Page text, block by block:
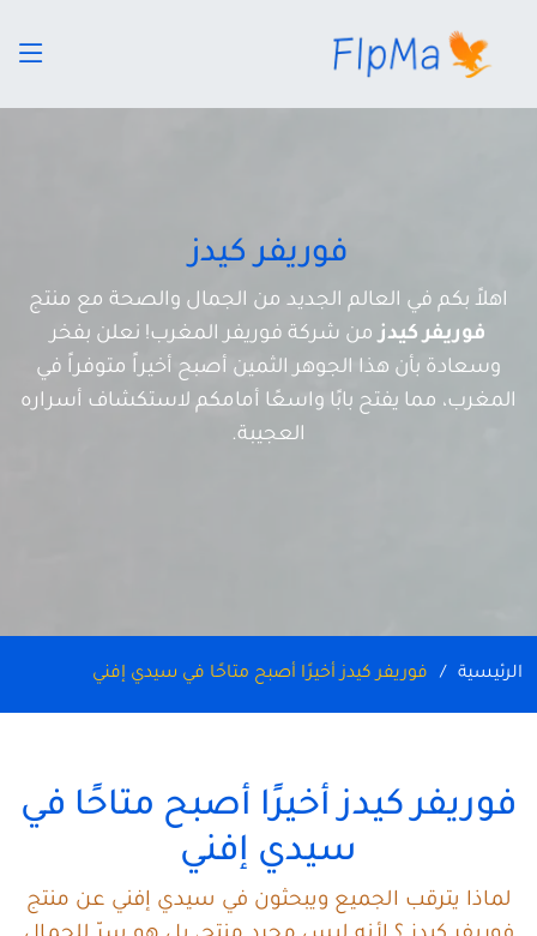
فوريفر كيدز
اهلاً بكم في العالم الجديد من الجمال والصحة مع منتج
فوريفر كيدزمن شركة فوريفر المغرب! نعلن بفخر
وسعادة بأن هذا الجوهر الثمين أصبح أخيراً متوفراً في
المغرب، مما يفتح بابًا واسعًا أمامكم لاستكشاف أسراره
العجيبة.
الرئيسية فوريفر كيدز أخيرًا أصبح متاحًا في سيدي إفني
فوريفر كيدز أخيرًا أصبح متاحًا في
سيدي إفني
لماذا يترقب الجميع ويبحثون في سيدي إفني عن منتج